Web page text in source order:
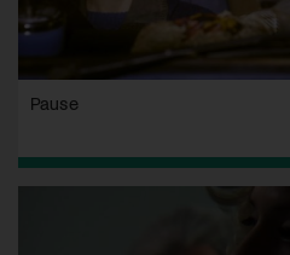
Pause